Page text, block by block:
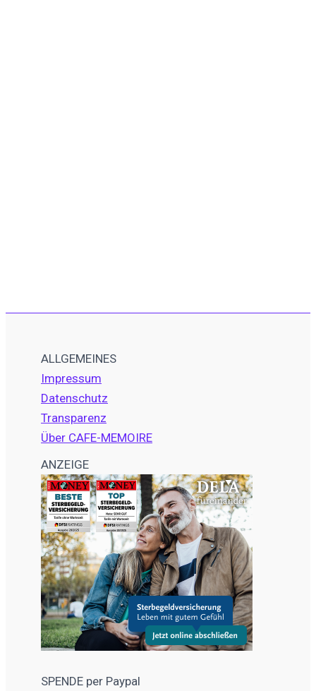
ALLGEMEINES
Impressum
Datenschutz
Transparenz
Über CAFE-MEMOIRE
ANZEIGE
SPENDE per Paypal